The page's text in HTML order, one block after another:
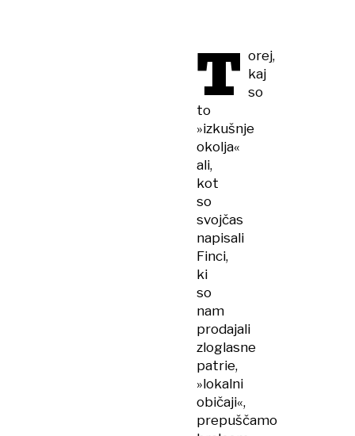
T orej,
kaj
so
to
»izkušnje
okolja«
ali,
kot
so
svojčas
napisali
Finci,
ki
so
nam
prodajali
zloglasne
patrie,
»lokalni
običaji«,
prepuščamo